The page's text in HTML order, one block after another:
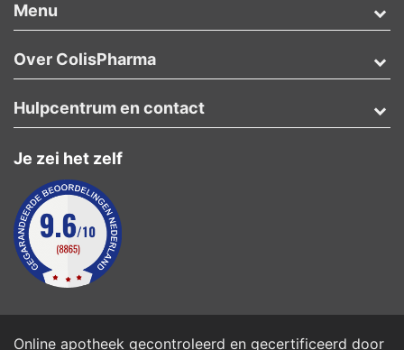
Menu
Over ColisPharma
Je zei het zelf
Hulpcentrum en contact
Online apotheek gecontroleerd en gecertificeerd door